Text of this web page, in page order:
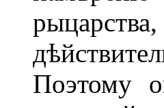
Поэтому